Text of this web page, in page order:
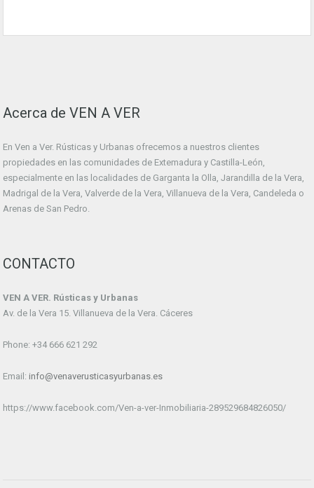
Acerca de VEN A VER
En Ven a Ver. Rústicas y Urbanas ofrecemos a nuestros clientes
propiedades en las comunidades de Extemadura y Castilla-León,
especialmente en las localidades de Garganta la Olla, Jarandilla de la Vera,
Madrigal de la Vera, Valverde de la Vera, Villanueva de la Vera, Candeleda o
Arenas de San Pedro.
CONTACTO
VEN A VER. Rústicas y Urbanas
Av. de la Vera 15. Villanueva de la Vera. Cáceres
Phone: +34 666 621 292
Email: info@venaverusticasyurbanas.es
https://www.facebook.com/Ven-a-ver-Inmobiliaria-289529684826050/